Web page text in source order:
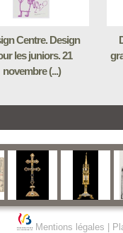
Centre. Design
les juniors. 21
novembre (...)
Mentions légales